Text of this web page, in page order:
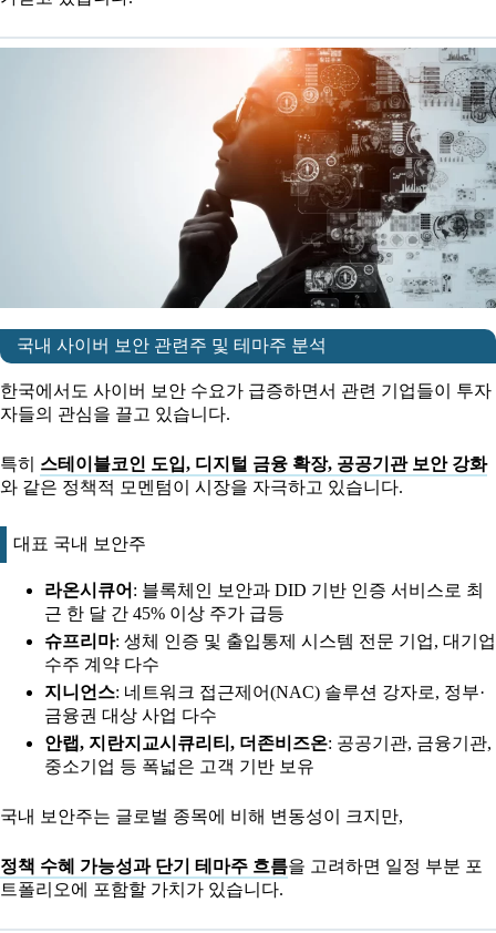
국내 사이버 보안 관련주 및 테마주 분석
한국에서도 사이버 보안 수요가 급증하면서 관련 기업들이 투자
자들의 관심을 끌고 있습니다.
특히 스테이블코인 도입, 디지털 금융 확장, 공공기관 보안 강화
와 같은 정책적 모멘텀이 시장을 자극하고 있습니다.
대표 국내 보안주
라온시큐어 : 블록체인 보안과 DID 기반 인증 서비스로 최
근 한 달 간 45% 이상 주가 급등
슈프리마: 생체 인증 및 출입통제 시스템 전문 기업, 대기업
수주 계약 다수
지니언스: 네트워크 접근제어(NAC) 솔루션 강자로, 정부·
금융권 대상 사업 다수
안랩, 지란지교시큐리티, 더존비즈온: 공공기관, 금융기관,
중소기업 등 폭넓은 고객 기반 보유
국내 보안주는 글로벌 종목에 비해 변동성이 크지만,
정책 수혜 가능성과 단기 테마주 흐름을 고려하면 일정 부분 포
트폴리오에 포함할 가치가 있습니다.